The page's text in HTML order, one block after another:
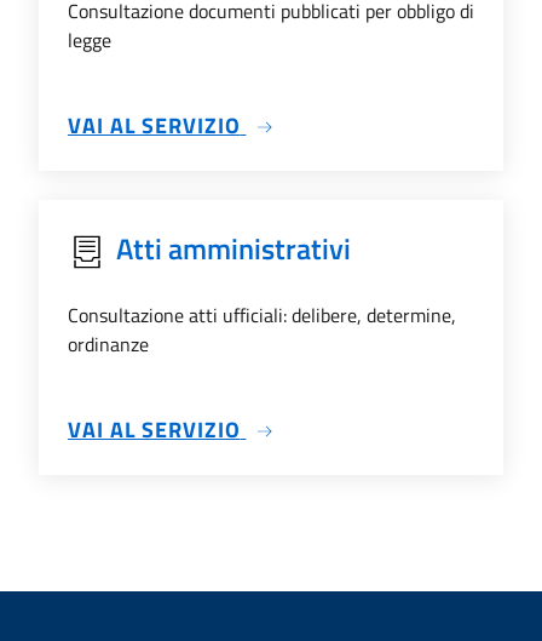
Consultazione documenti pubblicati per obbligo di
legge
VAI AL SERVIZIO SU ALBO PRETORIO
Atti amministrativi
Consultazione atti ufficiali: delibere, determine,
ordinanze
VAI AL SERVIZIO SU ATTI AMMINISTRATIVI